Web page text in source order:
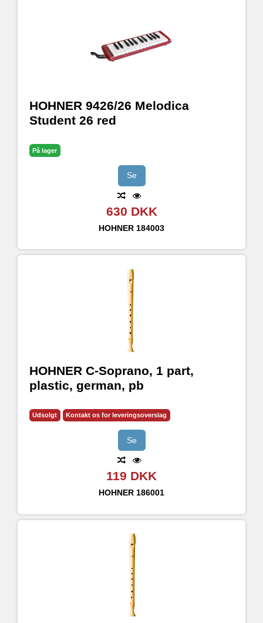
HOHNER 9426/26 Melodica
Student 26 red
På lager
Se
630 DKK
HOHNER 184003
HOHNER C-Soprano, 1 part,
plastic, german, pb
Udsolgt Kontakt os for leveringsoverslag
Se
119 DKK
HOHNER 186001